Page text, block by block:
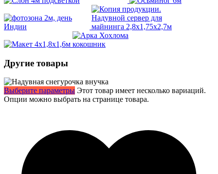
Другие товары
Выберите параметры Этот товар имеет несколько вариаций.
Опции можно выбрать на странице товара.